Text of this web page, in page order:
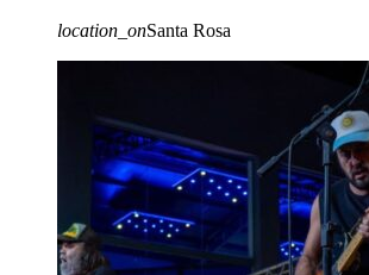
location_onSanta Rosa